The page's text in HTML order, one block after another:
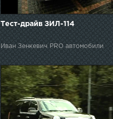
Тест-драйв ЗИЛ-114
Иван Зенкевич PRO автомобили